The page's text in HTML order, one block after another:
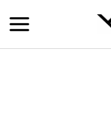
Inhalt
springen